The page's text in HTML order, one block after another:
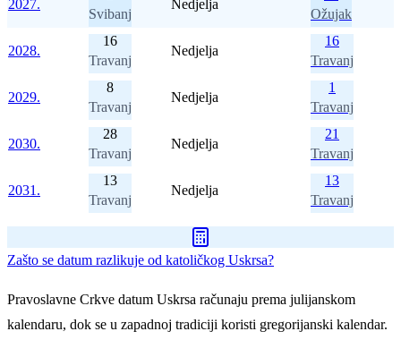
2027.
Svibanj
Nedjelja
Ožujak
2028.
16
Travanj
Nedjelja
16
Travanj
2029.
8
Travanj
Nedjelja
1
Travanj
2030.
28
Travanj
Nedjelja
21
Travanj
2031.
13
Travanj
Nedjelja
13
Travanj
Zašto se datum razlikuje od katoličkog Uskrsa?
Pravoslavne Crkve datum Uskrsa računaju prema julijanskom
kalendaru, dok se u zapadnoj tradiciji koristi gregorijanski kalendar.